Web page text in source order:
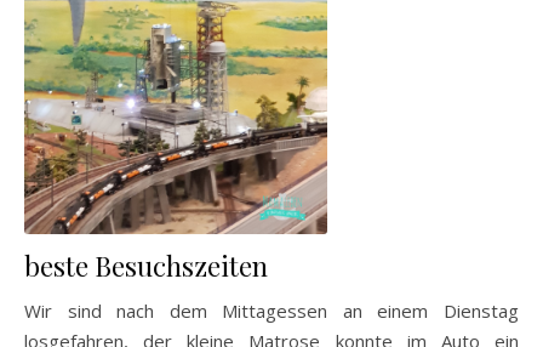
beste Besuchszeiten
Wir sind nach dem Mittagessen an einem Dienstag
losgefahren, der kleine Matrose konnte im Auto ein